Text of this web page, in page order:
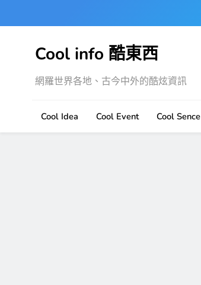
Cool info 酷東西
網羅世界各地、古今中外的酷炫資訊
Cool Idea Cool Event Cool Sence